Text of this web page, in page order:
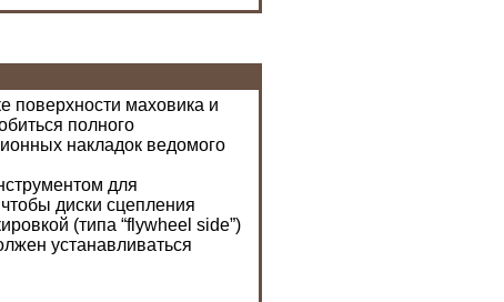
поверхности маховика и
полного
накладок ведомого
для
диски сцепления
(типа “flywheel side”)
устанавливаться